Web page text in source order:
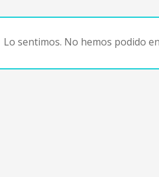
Lo sentimos. No hemos podido